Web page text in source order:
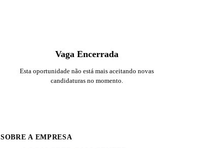
Vaga Encerrada
Esta oportunidade não está mais aceitando novas
candidaturas no momento.
SOBRE A EMPRESA